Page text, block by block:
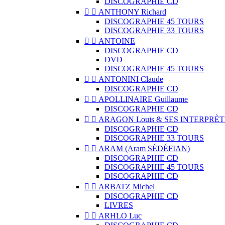
  ANTHONY Richard
DISCOGRAPHIE 45 TOURS
DISCOGRAPHIE 33 TOURS
  ANTOINE
DISCOGRAPHIE CD
DVD
DISCOGRAPHIE 45 TOURS
  ANTONINI Claude
DISCOGRAPHIE CD
  APOLLINAIRE Guillaume
DISCOGRAPHIE CD
  ARAGON Louis & SES
DISCOGRAPHIE CD
DISCOGRAPHIE 33 TOURS
  ARAM (Aram SÉDÉFIAN)
DISCOGRAPHIE CD
DISCOGRAPHIE 45 TOURS
DISCOGRAPHIE CD
  ARBATZ Michel
DISCOGRAPHIE CD
LIVRES
  ARHLO Luc